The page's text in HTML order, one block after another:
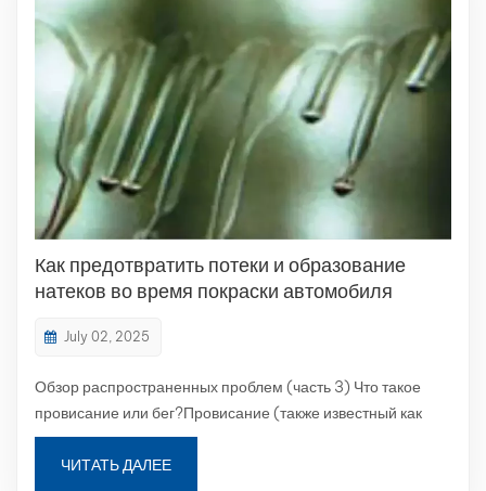
Как предотвратить потеки и образование
натеков во время покраски автомобиля
July 02, 2025
Обзор распространенных проблем (часть 3) Что такое
провисание или бег?Провисание (также известный как
Бег) относится к неровностям окраски, возникающим при
распылении краски в автомобиле, когда покрытие
ЧИТАТЬ ДАЛЕЕ